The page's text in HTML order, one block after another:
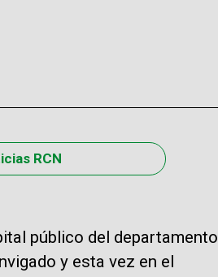
RCN
público del departamento
y esta vez en el